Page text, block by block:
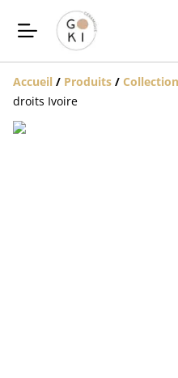
Accueil / Produits /
droits Ivoire